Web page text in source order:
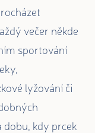
večer někde
sportování
lyžování či
kdy prcek